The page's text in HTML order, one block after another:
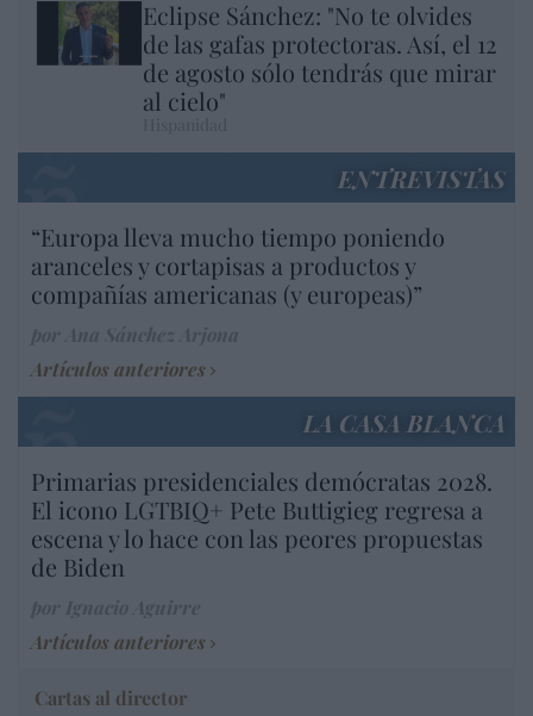
Eclipse Sánchez: "No te olvides
de las gafas protectoras. Así, el 12
de agosto sólo tendrás que mirar
al cielo"
ENTREVISTAS
“Europa lleva mucho tiempo poniendo
aranceles y cortapisas a productos y
compañías americanas (y europeas)”
Artículos anteriores
LA CASA BLANCA
Primarias presidenciales demócratas 2028.
El icono LGTBIQ+ Pete Buttigieg regresa a
escena y lo hace con las peores propuestas
de Biden
Artículos anteriores
Cartas al director